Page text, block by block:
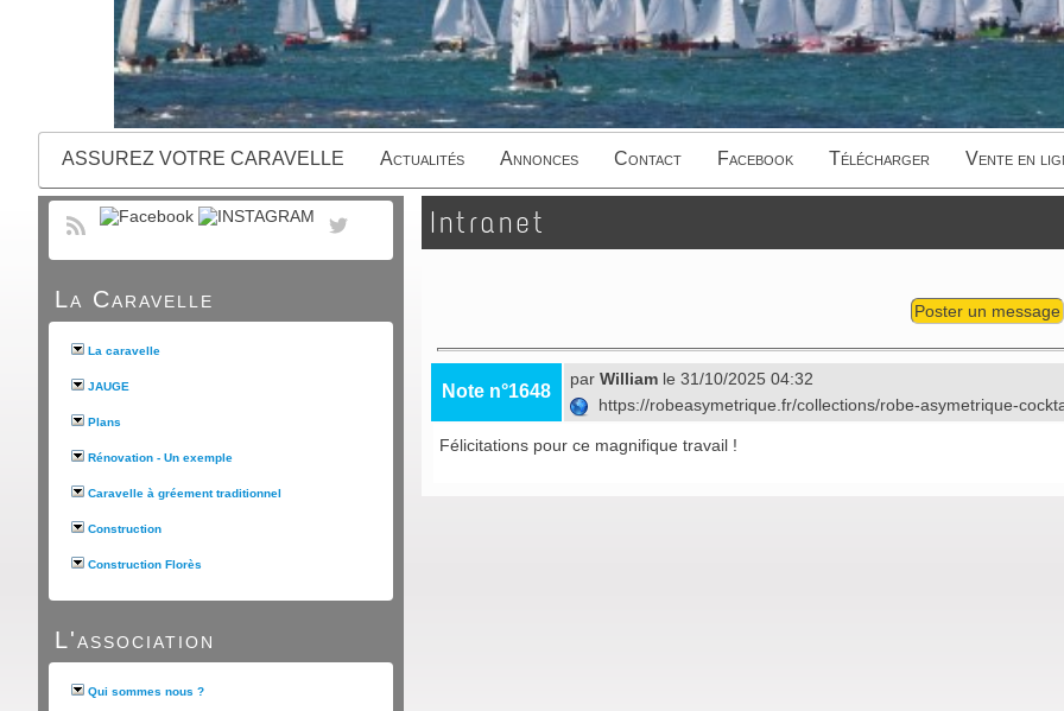
ASSUREZ VOTRE CARAVELLE Actualités Annonces Contact Facebook Télécharger Vente en
La Caravelle
La caravelle
JAUGE
Plans
Rénovation - Un exemple
Caravelle à gréement traditionnel
Construction
Construction Florès
L'association
Qui sommes nous ?
Intranet
Poster un message
Note n°1648
par William le 31/10/2025 04:32
https://robeasymetrique.fr/collections/robe-asymetrique-
Félicitations pour ce magnifique travail !